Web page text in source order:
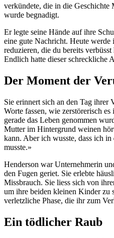
verkündete, die in die Geschichte
wurde begnadigt.
Er legte seine Hände auf ihre
eine gute Nachricht. Heute werde
reduzieren, die du bereits
Endlich hatte dieser schreckliche
Der Moment der
Sie erinnert sich an den Tag ihrer
Worte fassen, wie zerstörerisch
gerade das Leben genommen
Mutter im Hintergrund weinen
kann. Aber ich wusste, dass ich
musste.»
Henderson war Unternehmerin
den Fugen geriet. Sie erlebte
Missbrauch. Sie liess sich von
um ihre beiden kleinen Kinder zu
verletzliche Phase, die ihr zum
Ein tödlicher Raub